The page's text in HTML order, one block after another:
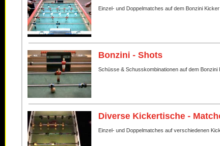
Einzel- und Doppelmatches auf dem Bonzini Kicker
Bonzini - Shots
Schüsse & Schusskombinationen auf dem Bonzini
Diverse Kickertische -
Einzel- und Doppelmatches auf verschiedenen